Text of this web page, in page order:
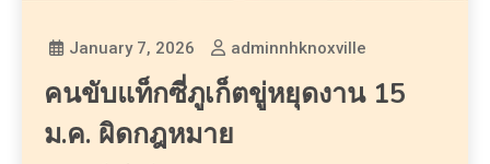
January 7, 2026 adminnhknoxville
คนขับแท็กซี่ภูเก็ตขู่หยุดงาน 15
ม.ค. ผิดกฎหมาย